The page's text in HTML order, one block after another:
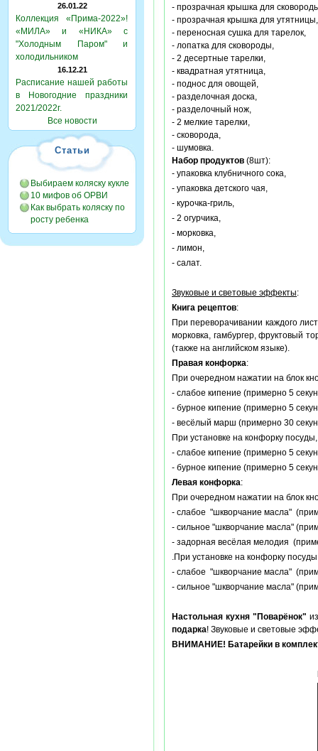
26.01.22
Коллекция «Прима-2022»!
«МИЛА» и «НИКА» с
"Холодным Паром" и
холодильником
16.12.21
Расписание нашей работы
в Новогодние праздники
2021/2022г.
Все новости
Статьи
Выбираем коляску кукле
10 мифов об ОРВИ
Как выбрать коляску по
росту ребенка
- прозрачная крышка для
- прозрачная крышка для утятницы,
- переносная сушка для тарелок,
- лопатка для сковороды,
- 2 десертные тарелки,
- квадратная утятница,
- поднос для овощей,
- разделочная доска,
- разделочный нож,
- 2 мелкие тарелки,
- сковорода,
- шумовка.
Набор продуктов (8шт):
- упаковка клубничного сока,
- упаковка детского чая,
- курочка-гриль,
- 2 огурчика,
- морковка,
- лимон,
- салат.
Звуковые и световые эффекты:
Книга рецептов:
При переворачивании каждого
морковка, гамбургер, фруктовый
(также на английском языке).
Правая конфорка:
При очередном нажатии на блок
- слабое кипение (примерно 5
- бурное кипение (примерно 5
- весёлый марш (примерно 30
При установке на конфорку
- слабое кипение (примерно 5
- бурное кипение (примерно 5
Левая конфорка:
При очередном нажатии на блок
- слабое "шкворчание масла"
- сильное "шкворчание масла"
- задорная весёлая мелодия
.При установке на конфорку
- слабое "шкворчание масла"
- сильное "шкворчание масла"
Настольная кухня "Поварёнок"
подарка! Звуковые и световые
ВНИМАНИЕ! Батарейки в